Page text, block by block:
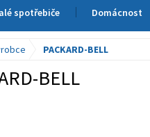
spotřebiče Domácnost
PACKARD-BELL
BELL